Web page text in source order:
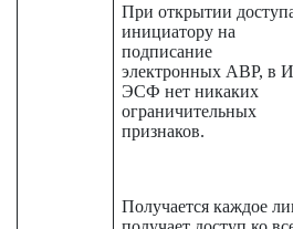
При открытии
инициатору на
подписание
электронных АВР, в
ЭСФ нет никаких
ограничительных
признаков.
Получается каждое